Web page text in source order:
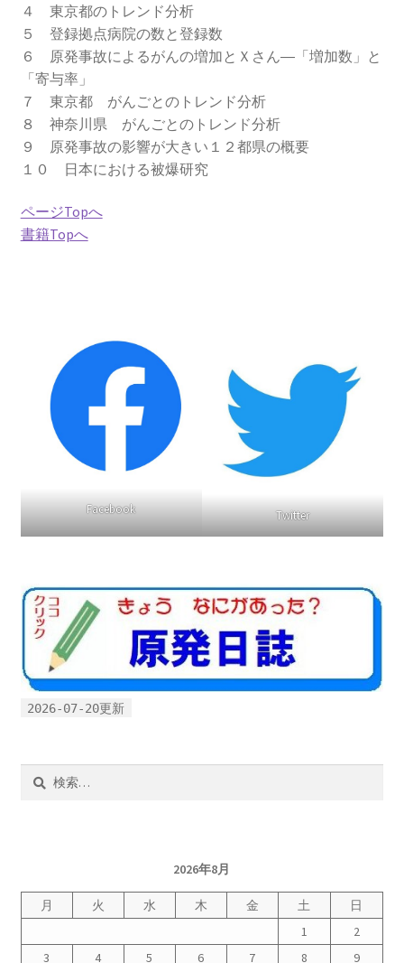
2022.8.9 福島第一原発 汚染水海洋放出トンネル工事
着工
2022.12.25美浜原発 運転停止認めず 稼働４０年
超 老朽対策容認
2023.1.19 東電旧経営陣、二審も無罪 民事裁判で認
めた「長期評価」を否定
りからわずか5日で、多数決決定
「原発６０年超へ」閣議決定
2023.1.26 「脱原発」成長論
2023.2.7 いまこそ私は原発に反対します
なぜ首都圏でガンが６０万人 増えているのか！？
南海トラフ巨大地震でも原発は大丈夫と言う人々
2026.5.3 原発を止めた町
2026.5.15 原発をとめた人びと
他サイト
４ 東京都のトレンド分析
５ 登録拠点病院の数と登録数
６ 原発事故によるがんの増加とＸさん―「増加数」と
「寄与率」
７ 東京都 がんごとのトレンド分析
８ 神奈川県 がんごとのトレンド分析
９ 原発事故の影響が大きい１２都県の概要
１０ 日本における被爆研究
ページTopへ
書籍Topへ
Facebook Twitter
2026-07-20更新
2026年8月
月 火 水 木 金 土
日
1
2
3
4 5 6 7 8
9